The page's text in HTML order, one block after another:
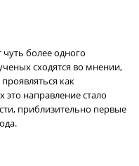
чуть более одного
сходятся во мнении,
как
это направление стало
приблизительно первые